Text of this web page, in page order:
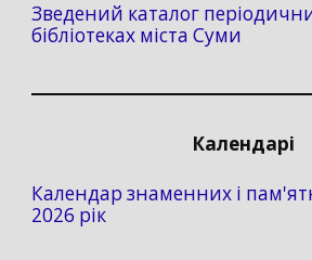
Зведений каталог
бібліотеках міста Суми
Календарі
Календар знаменних і
2026 рік